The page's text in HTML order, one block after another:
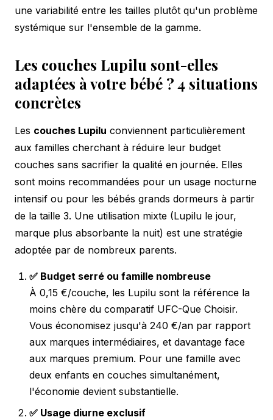
une variabilité entre les tailles plutôt qu'un problème
systémique sur l'ensemble de la gamme.
Les couches Lupilu sont-elles
adaptées à votre bébé ? 4 situations
concrètes
Les couches Lupilu conviennent particulièrement
aux familles cherchant à réduire leur budget
couches sans sacrifier la qualité en journée. Elles
sont moins recommandées pour un usage nocturne
intensif ou pour les bébés grands dormeurs à partir
de la taille 3. Une utilisation mixte (Lupilu le jour,
marque plus absorbante la nuit) est une stratégie
adoptée par de nombreux parents.
✅ Budget serré ou famille nombreuse
À 0,15 €/couche, les Lupilu sont la référence la
moins chère du comparatif UFC-Que Choisir.
Vous économisez jusqu'à 240 €/an par rapport
aux marques intermédiaires, et davantage face
aux marques premium. Pour une famille avec
deux enfants en couches simultanément,
l'économie devient substantielle.
✅ Usage diurne exclusif